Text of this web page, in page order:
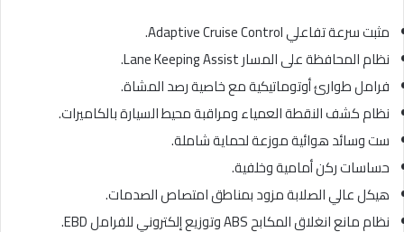
مثبت سرعة تفاعلي Adaptive Cruise Control.
نظام المحافظة على المسار Lane Keeping Assist.
فرامل طوارئ أوتوماتيكية مع خاصية رصد المشاة.
نظام كشف النقطة العمياء ومراقبة محيط السيارة بالكاميرات.
ست وسائد هوائية موزعة لحماية شاملة.
حساسات ركن أمامية وخلفية.
هيكل عالي الصلابة مزود بمناطق امتصاص الصدمات.
نظام مانع انغلاق المكابح ABS وتوزيع إلكتروني للفرامل EBD.